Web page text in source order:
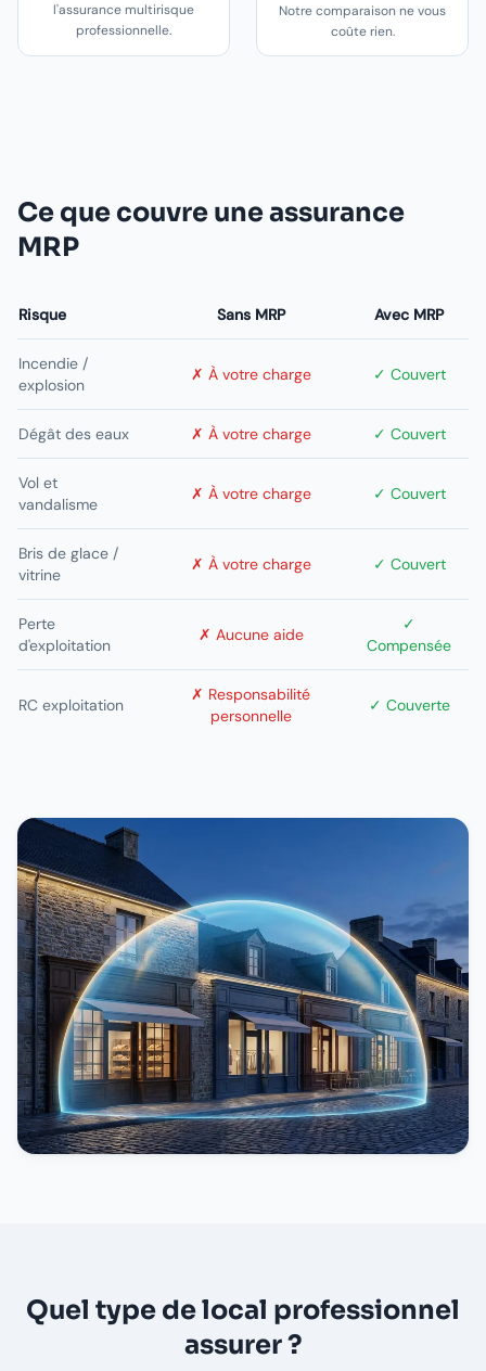
l'assurance multirisque
professionnelle.
Notre comparaison ne vous
coûte rien.
Ce que couvre une assurance
MRP
Risque Sans MRP Avec MRP
Incendie /
explosion
✗ À votre charge ✓ Couvert
Dégât des eaux ✗ À votre charge ✓ Couvert
Vol et
vandalisme
✗ À votre charge ✓ Couvert
Bris de glace /
vitrine
✗ À votre charge ✓ Couvert
Perte
d'exploitation
✗ Aucune aide
✓
Compensée
RC exploitation
✗ Responsabilité
personnelle
✓ Couverte
Quel type de local professionnel
assurer ?